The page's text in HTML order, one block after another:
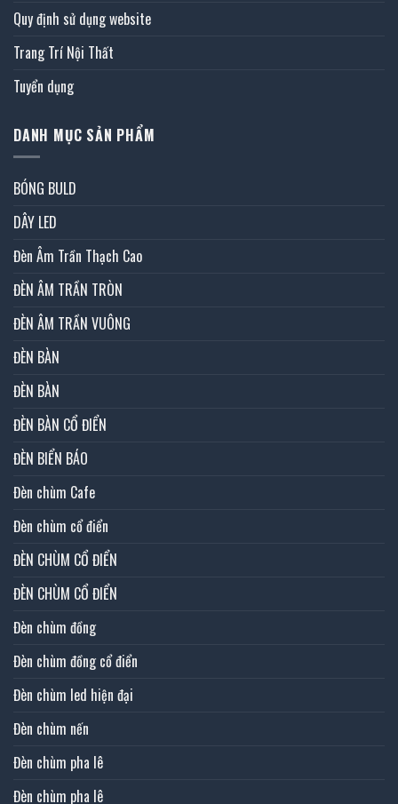
Quy định sử dụng website
Trang Trí Nội Thất
Tuyển dụng
DANH MỤC SẢN PHẨM
BÓNG BULD
DÂY LED
Đèn Âm Trần Thạch Cao
ĐÈN ÂM TRẦN TRÒN
ĐÈN ÂM TRẦN VUÔNG
ĐÈN BÀN
ĐÈN BÀN
ĐÈN BÀN CỔ ĐIỂN
ĐÈN BIỂN BÁO
Đèn chùm Cafe
Đèn chùm cổ điển
ĐÈN CHÙM CỔ ĐIỂN
ĐÈN CHÙM CỔ ĐIỂN
Đèn chùm đồng
Đèn chùm đồng cổ điển
Đèn chùm led hiện đại
Đèn chùm nến
Đèn chùm pha lê
Đèn chùm pha lê